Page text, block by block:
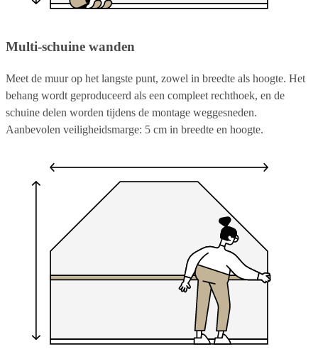
Multi-schuine wanden
Meet de muur op het langste punt, zowel in breedte als hoogte. Het
behang wordt geproduceerd als een compleet rechthoek, en de
schuine delen worden tijdens de montage weggesneden.
Aanbevolen veiligheidsmarge: 5 cm in breedte en hoogte.